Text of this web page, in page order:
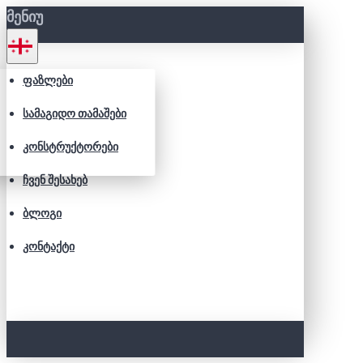
ᲛᲔᲜᲘᲣ
ᲤᲐᲖᲚᲔᲑᲘ
ᲡᲐᲛᲐᲒᲘᲓᲝ ᲗᲐᲛᲐᲨᲔᲑᲘ
ᲙᲝᲜᲡᲢᲠᲣᲥᲢᲝᲠᲔᲑᲘ
ᲩᲕᲔᲜ ᲨᲔᲡᲐᲮᲔᲑ
ᲑᲚᲝᲒᲘ
ᲙᲝᲜᲢᲐᲥᲢᲘ